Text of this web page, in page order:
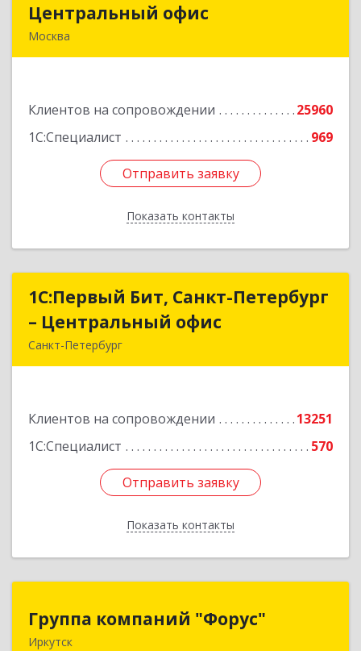
Центральный офис
Москва
Клиентов на сопровождении
25960
1С:Специалист
969
Отправить заявку
Показать контакты
Центральный офис
Отправить заявку
Назад
1С:Первый Бит, Санкт-Петербург
– Центральный офис
Санкт-Петербург
Клиентов на сопровождении
13251
1С:Специалист
570
Отправить заявку
Показать контакты
1С:Первый Бит, Санкт-Петербург
– Центральный офис
Отправить заявку
Назад
Группа компаний "Форус"
Иркутск
Группа компаний "Форус"
664007, Иркутская обл, Иркутск г, Ямская ул,